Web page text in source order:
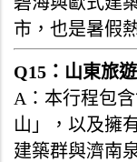
市，也是暑假
Q15：山東旅
A：本行程包
山」，以及擁
建築群與濟南